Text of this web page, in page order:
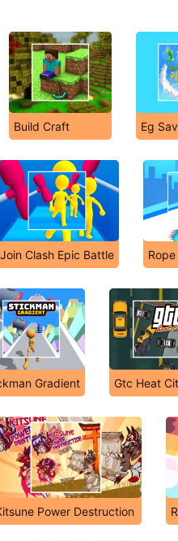
Build Craft Eg
Join Clash Epic Battle
Gradient Gtc Heat
Power Destruction